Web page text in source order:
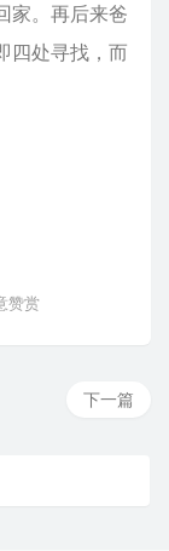
家。再后来爸
四处寻找，而
赞赏
下一篇